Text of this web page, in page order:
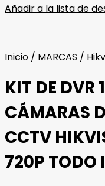
Añadir a la lista de
Inicio / MARCAS /
KIT DE DVR
CÁMARAS
CCTV
720P TODO